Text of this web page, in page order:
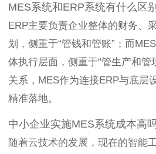
MES系统和ERP系统有什么区
ERP主要负责企业整体的财务、
划，侧重于“管钱和管账”；而
体执行层面，侧重于“管生产和管
关系，MES作为连接ERP与底层
精准落地。
中小企业实施MES系统成本高
随着云技术的发展，现在的智能